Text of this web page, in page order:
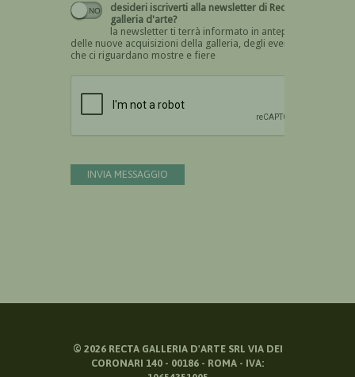
desideri iscriverti alla newsletter di Recta
galleria d'arte?
la newsletter ti terrà informato in anteprima
delle nuove acquisizioni della galleria, degli eventi
che ci riguardano mostre e fiere
INVIA MESSAGGIO
© 2026RECTA GALLERIA D'ARTE SRL VIA DEI
CORONARI 140 - 00186 - ROMA - IVA: